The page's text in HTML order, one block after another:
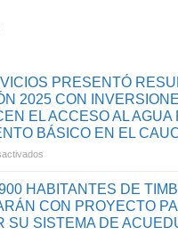
PRESENTÓ
2025 CON
EL ACCESO AL AGUA
BÁSICO EN EL
PRESENTÓ
RESULTADOS
DE
GESTIÓN
HABITANTES DE
CON PROYECTO
SU SISTEMA DE